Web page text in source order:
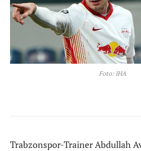
Foto: IHA
Trabzonspor-Trainer Abdullah